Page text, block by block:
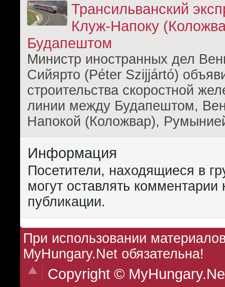
Трансильванский
Клуж-Напоку
Будапештом
Министр иностранных дел
Сийярто (Péter Szijjártó)
строительства скоростной
линии между Будапештом,
Напокой (Коложвар),
Информация
Посетители, находящиеся в
могут оставлять комментарии
публикации.
При использовании
MyHungary.Net обязательна!
Copyright ©